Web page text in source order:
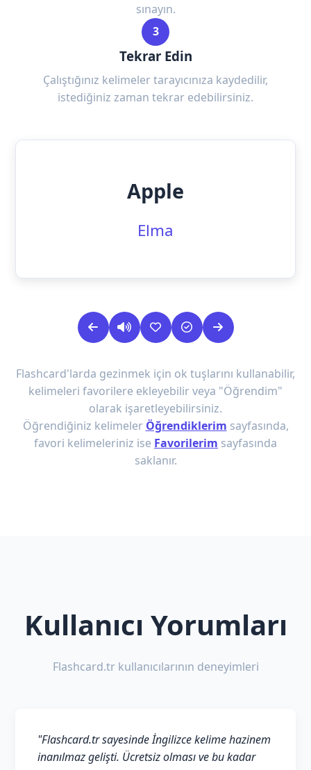
sınayın.
3
Tekrar Edin
Çalıştığınız kelimeler tarayıcınıza kaydedilir,
istediğiniz zaman tekrar edebilirsiniz.
Apple
Elma
Flashcard'larda gezinmek için ok tuşlarını kullanabilir,
kelimeleri favorilere ekleyebilir veya "Öğrendim"
olarak işaretleyebilirsiniz.
Öğrendiğiniz kelimeler Öğrendiklerim sayfasında,
favori kelimeleriniz ise Favorilerim sayfasında
saklanır.
Kullanıcı Yorumları
Flashcard.tr kullanıcılarının deneyimleri
"Flashcard.tr sayesinde İngilizce kelime hazinem
inanılmaz gelişti. Ücretsiz olması ve bu kadar